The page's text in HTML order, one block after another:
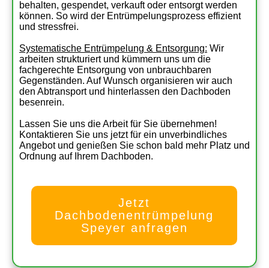
behalten, gespendet, verkauft oder entsorgt werden
können. So wird der Entrümpelungsprozess effizient
und stressfrei.
Systematische Entrümpelung & Entsorgung: Wir
arbeiten strukturiert und kümmern uns um die
fachgerechte Entsorgung von unbrauchbaren
Gegenständen. Auf Wunsch organisieren wir auch
den Abtransport und hinterlassen den Dachboden
besenrein.
Lassen Sie uns die Arbeit für Sie übernehmen!
Kontaktieren Sie uns jetzt für ein unverbindliches
Angebot und genießen Sie schon bald mehr Platz und
Ordnung auf Ihrem Dachboden.
Jetzt
Dachbodenentrümpelung
Speyer anfragen